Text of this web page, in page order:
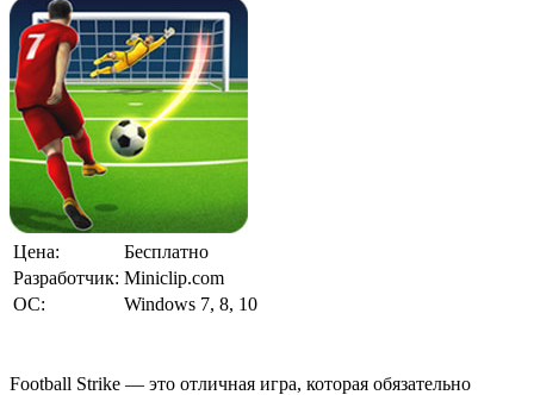
Цена:
Бесплатно
Разработчик: Miniclip.com
ОС:
Windows 7, 8, 10
Football Strike — это отличная игра, которая обязательно